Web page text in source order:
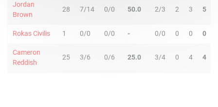
Jordan
Brown
28 7/14 0/0 50.0 2/3 2 3 5
Rokas Civilis 1 0/0 0/0 - 0/0 0 0 0
Cameron
Reddish
25 3/6 0/6 25.0 3/4 0 4 4